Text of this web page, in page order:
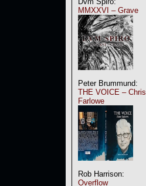
MMXXVI – Grave
Peter Brummund:
THE VOICE – Chris
Farlowe
Rob Harrison:
Overflow